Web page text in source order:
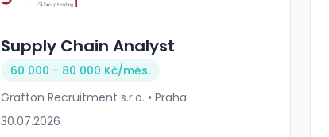
Supply Chain Analyst
60 000 - 80 000 Kč/měs.
Grafton Recruitment s.r.o. • Praha
30.07.2026